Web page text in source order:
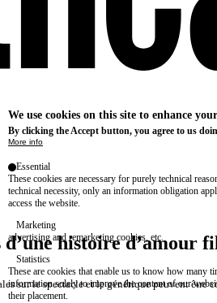
histoire d’amour
sur le spectacle et le générique peuvent être
We use cookies on this site to enhance
By clicking the Accept button, you agree to us
More info
Essential
These cookies are necessary for purely technical
technical necessity, only an information obligation
access the website.
Marketing
advertising and remarketing cookies, etc.
Statistics
These are cookies that enable us to know how many
information solely to improve the content of our
their placement.